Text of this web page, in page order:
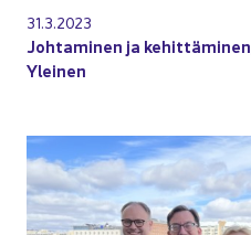
31.3.2023
Joh­ta­mi­nen ja ke­hit­tä­mi­nen
Ylei­nen